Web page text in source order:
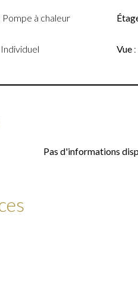
Pompe à chaleur
Individuel Vue
Pas d'informations